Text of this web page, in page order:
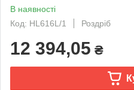
В наявності
Код: HL616L/1
Роздріб
12 394,05 ₴